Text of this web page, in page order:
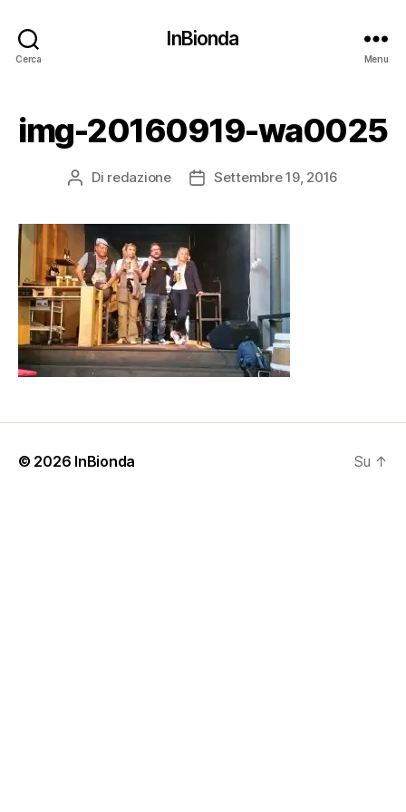
Cerca
InBionda
Menu
img-20160919-wa0025
Autore
Di redazione
DataSettembre 19, 2016
© 2026 InBionda Su ↑